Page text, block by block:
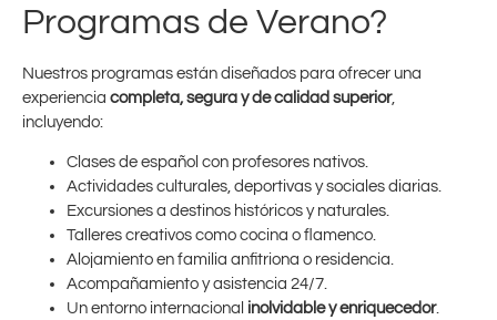
Programas de Verano?
Nuestros programas están diseñados para ofrecer una
experiencia completa, segura y de calidad superior,
incluyendo:
Clases de español con profesores nativos.
Actividades culturales, deportivas y sociales diarias.
Excursiones a destinos históricos y naturales.
Talleres creativos como cocina o flamenco.
Alojamiento en familia anfitriona o residencia.
Acompañamiento y asistencia 24/7.
Un entorno internacional inolvidable y enriquecedor.